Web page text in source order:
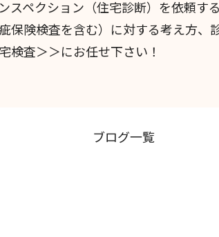
スペクション（住宅診断）を依頼す
保険検査を含む）に対する考え方、
検査＞＞にお任せ下さい！
ブログ一覧